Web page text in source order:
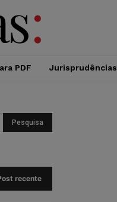
PDF Jurisprudências
recente